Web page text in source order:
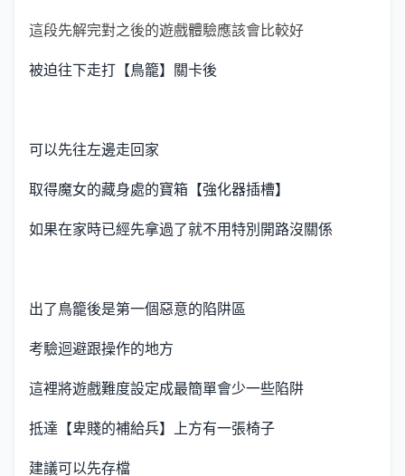
這段先解完對之後的遊戲體驗應該會比較好
被迫往下走打【鳥籠】關卡後
可以先往左邊走回家
取得魔女的藏身處的寶箱【強化器插槽】
如果在家時已經先拿過了就不用特別開路沒關係
出了鳥籠後是第一個惡意的陷阱區
考驗迴避跟操作的地方
這裡將遊戲難度設定成最簡單會少一些陷阱
抵達【卑賤的補給兵】上方有一張椅子
建議可以先存檔